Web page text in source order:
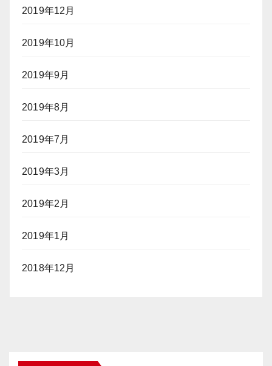
2019年12月
2019年10月
2019年9月
2019年8月
2019年7月
2019年3月
2019年2月
2019年1月
2018年12月